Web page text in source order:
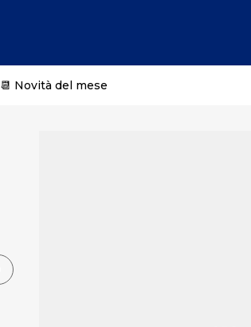
📆 Novità del mese